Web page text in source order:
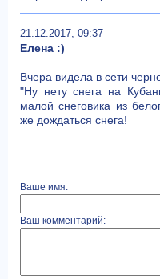
21.12.2017, 09:37
Елена :)
Вчера видела в сети
"Ну нету снега на
малой снеговика из
же дождаться снега!
Ваше имя:
Ваш комментарий: